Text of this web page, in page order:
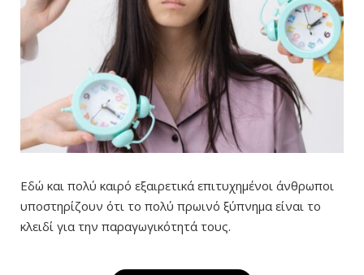
Εδώ και πολύ καιρό εξαιρετικά επιτυχημένοι άνθρωποι
υποστηρίζουν ότι το πολύ πρωινό ξύπνημα είναι το
κλειδί για την παραγωγικότητά τους.